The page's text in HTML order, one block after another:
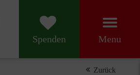
Spenden Menu
Zurück